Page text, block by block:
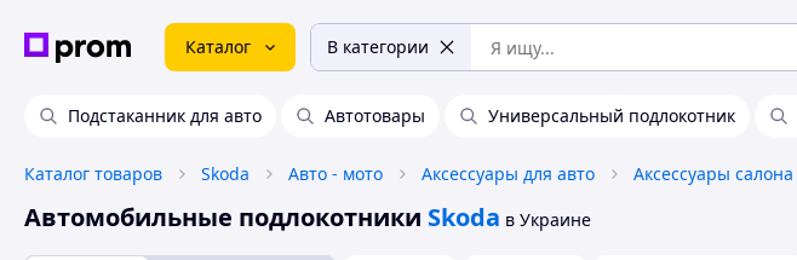
Каталог В категории
Подстаканник для авто Автотовары Универсальный подлокотник
Каталог товаров Skoda Авто - мото Аксессуары для авто Аксессуары
Автомобильные подлокотники Skoda в Украине